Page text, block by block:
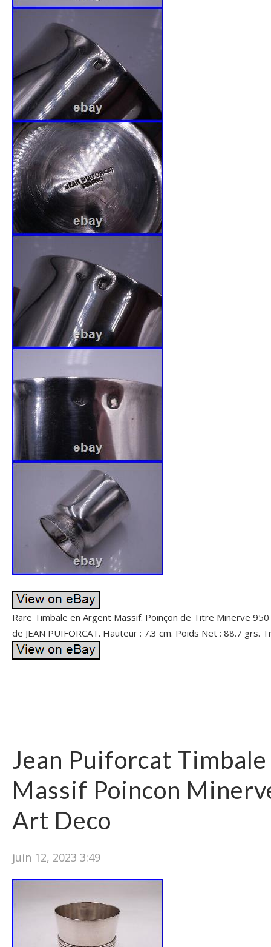
Rare Timbale en Argent Massif. Poinçon de Titre Minerve
de JEAN PUIFORCAT. Hauteur : 7.3 cm. Poids Net : 88.7 grs.
Jean Puiforcat
Massif Poincon
Art Deco
juin 12, 2023 3:49